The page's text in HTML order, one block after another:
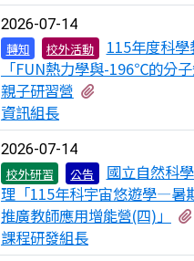
2026-07-14
轉知 校外活動
115年度科學
「FUN熱力學與-196℃的分子
親子研習營
資訊組長
2026-07-14
校外研習 公告
國立自然科
理「115年科宇宙悠遊學—暑
推廣教師應用增能營(四)」
課程研發組長